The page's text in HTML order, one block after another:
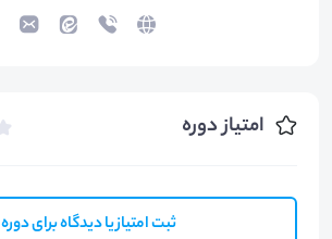
امتیاز دوره
ثبت امتیاز یا دیدگاه برای دوره